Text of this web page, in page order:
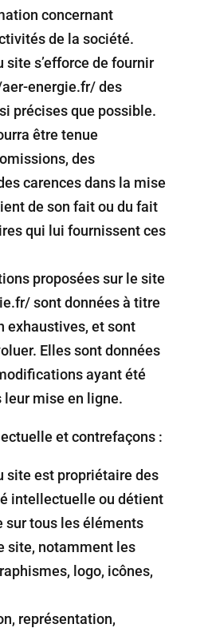
concernant
de la société.
site s’efforce de fournir
energie.fr/ des
précises que possible.
être tenue
des
carences dans la mise
de son fait ou du fait
qui lui fournissent ces
proposées sur le site
sont données à titre
exhaustives, et sont
Elles sont données
ayant été
mise en ligne.
et contrefaçons :
site est propriétaire des
intellectuelle ou détient
sur tous les éléments
site, notamment les
logo, icônes,
représentation,